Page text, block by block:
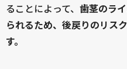
ることによって、 歯茎のラ
られるため、後戻りのリス
す。